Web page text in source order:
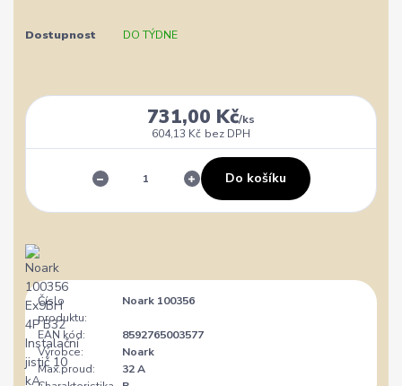
Dostupnost DO TÝDNE
731,00 Kč/ks
604,13 Kč bez DPH
Do košíku
Číslo
produktu:
Noark 100356
EAN kód:
8592765003577
Výrobce:
Noark
Max.proud:
32 A